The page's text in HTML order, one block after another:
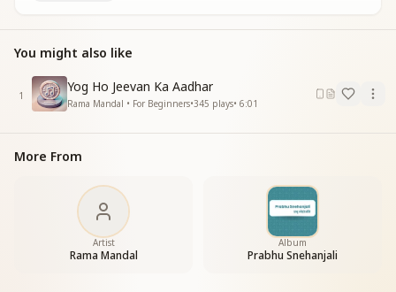
हर आशाएं पूरी करके वादा निभाते हैं....... वादा निभाते हैं
बच्चों के बुलावे पर भगवान आते हैं
बच्चों के बुलावे पर भगवान आते हैं
प्यार की डोर ही खेल निराला बंधकर आता है दिलवाला
प्यार की डोर का खेल निराला बंधकर आता है दिलवाला
बिन मांगे वो स्वर्णिम युग का भाग्य दिलाते हैं........ भाग्य दिलाते हैं
बच्चों के बुलावे पर भगवान आते हैं
हर कार्य में उनका वो साथ निभाते हैं....... साथ निभाते हैं
बच्चों के बुलावे पर भगवान आते हैं
बच्चों के बुलावे पर भगवान आते हैं
भगवान आते हैं
You might also like
1
Yog Ho Jeevan Ka Aadhar
Rama Mandal • For Beginners•345 plays• 6:01
More From
Artist
Rama Mandal
Album
Prabhu Snehanjali